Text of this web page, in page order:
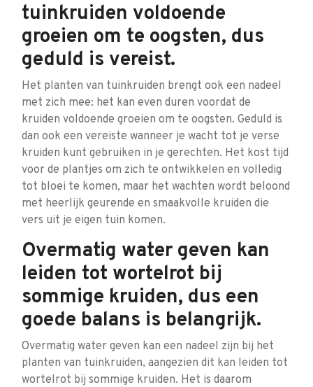
tuinkruiden voldoende
groeien om te oogsten, dus
geduld is vereist.
Het planten van tuinkruiden brengt ook een nadeel
met zich mee: het kan even duren voordat de
kruiden voldoende groeien om te oogsten. Geduld is
dan ook een vereiste wanneer je wacht tot je verse
kruiden kunt gebruiken in je gerechten. Het kost tijd
voor de plantjes om zich te ontwikkelen en volledig
tot bloei te komen, maar het wachten wordt beloond
met heerlijk geurende en smaakvolle kruiden die
vers uit je eigen tuin komen.
Overmatig water geven kan
leiden tot wortelrot bij
sommige kruiden, dus een
goede balans is belangrijk.
Overmatig water geven kan een nadeel zijn bij het
planten van tuinkruiden, aangezien dit kan leiden tot
wortelrot bij sommige kruiden. Het is daarom